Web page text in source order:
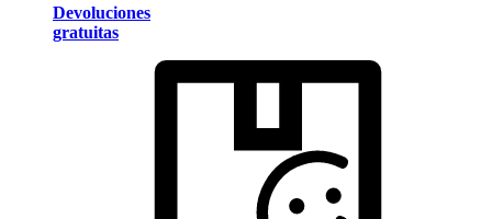
Devoluciones
gratuitas